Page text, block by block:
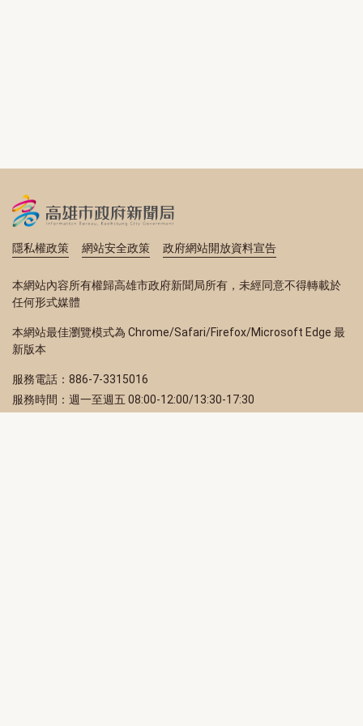
隱私權政策 網站安全政策 政府網站開放資料宣告
本網站內容所有權歸高雄市政府新聞局所有，未經同意不得轉載於
任何形式媒體
本網站最佳瀏覽模式為 Chrome/Safari/Firefox/Microsoft Edge 最
新版本
服務電話：886-7-3315016
服務時間：週一至週五 08:00-12:00/13:30-17:30